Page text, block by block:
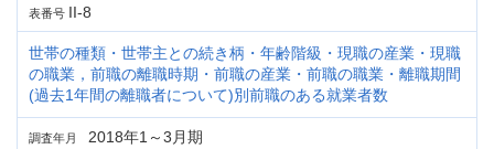
表番号 II-8
世帯の種類・世帯主との続き柄・年齢階級・現職の産業・現職
の職業，前職の離職時期・前職の産業・前職の職業・離職期間
(過去1年間の離職者について)別前職のある就業者数
調査年月 2018年1～3月期